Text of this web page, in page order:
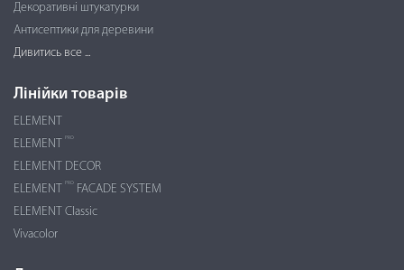
Декоративні штукатурки
Антисептики для деревини
Дивитись все ...
Лінійки товарів
ELEMENT
ELEMENT
PRO
ELEMENT DECOR
ELEMENT
PRO
FACADE SYSTEM
ELEMENT Classic
Vivacolor